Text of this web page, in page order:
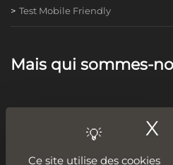
Test Mobile Friendly
Mais qui sommes-
Politique de confidentialité
Ce site utilise des cookies
X